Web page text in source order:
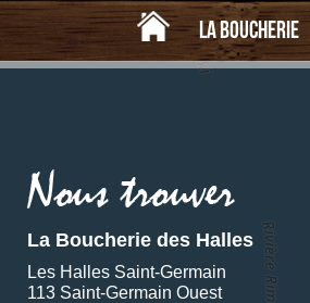
La boucherie
Accueil
La Boucherie des Halles
Les Halles Saint-Germain
113 Saint-Germain Ouest